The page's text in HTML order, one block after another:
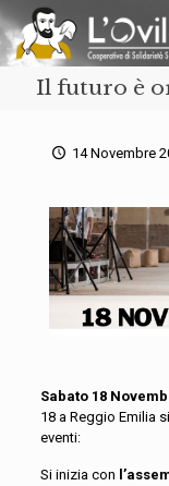
Il futuro è
14 Novembre
Sabato 18
18 a Reggio Emilia
eventi:
Si inizia con